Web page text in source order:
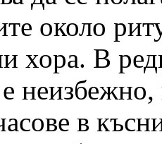
около
хора. В
неизбежно,
в